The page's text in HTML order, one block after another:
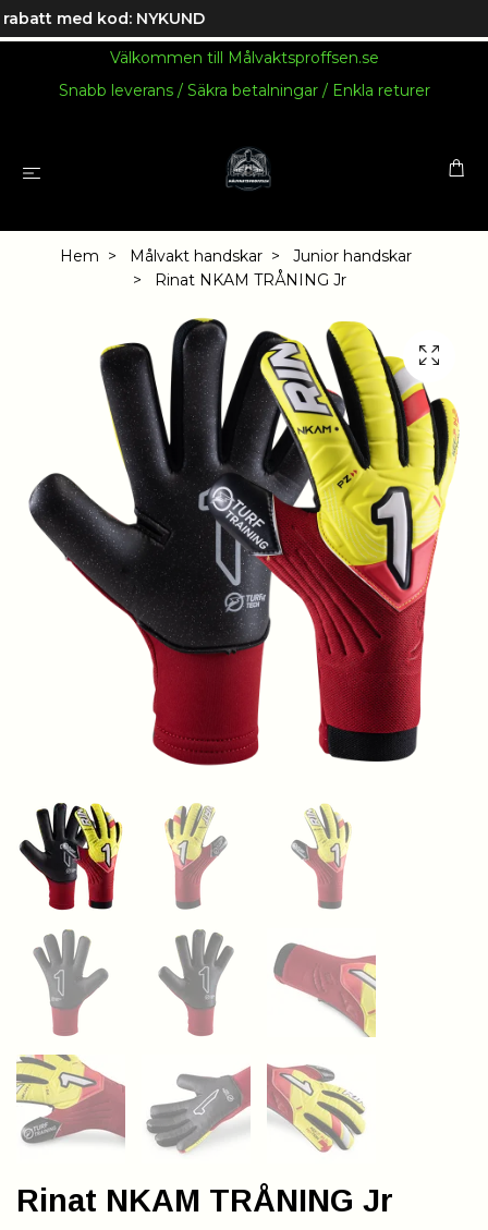
Välkommen till Målvaktsproffsen.se
Snabb leverans / Säkra betalningar / Enkla returer
Hem Målvakt handskar
Junior handskar
Rinat NKAM TRÅNING Jr
Rinat NKAM TRÅNING Jr
med kod: NYKUND